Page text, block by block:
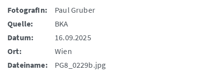
FotografIn:
Paul Gruber
Quelle:
BKA
Datum:
16.09.2025
Ort:
Wien
Dateiname:
PG8_0229b.jpg